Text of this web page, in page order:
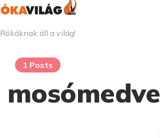
Rókáknak áll a világ!
1 Posts
mosómedve